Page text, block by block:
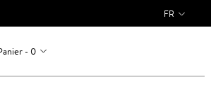
FR
- 0